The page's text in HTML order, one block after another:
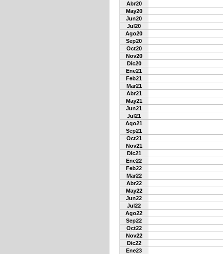
Abr20
May20
Jun20
Jul20
Ago20
Sep20
Oct20
Nov20
Dic20
Ene21
Feb21
Mar21
Abr21
May21
Jun21
Jul21
Ago21
Sep21
Oct21
Nov21
Dic21
Ene22
Feb22
Mar22
Abr22
May22
Jun22
Jul22
Ago22
Sep22
Oct22
Nov22
Dic22
Ene23